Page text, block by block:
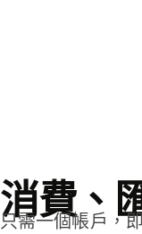
消費、
只需一個帳戶，